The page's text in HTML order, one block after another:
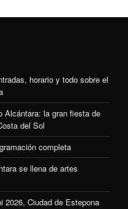
horario y todo sobre el
Alcántara: la gran fiesta de
del Sol
completa
se llena de artes
2026, Ciudad de Estepona